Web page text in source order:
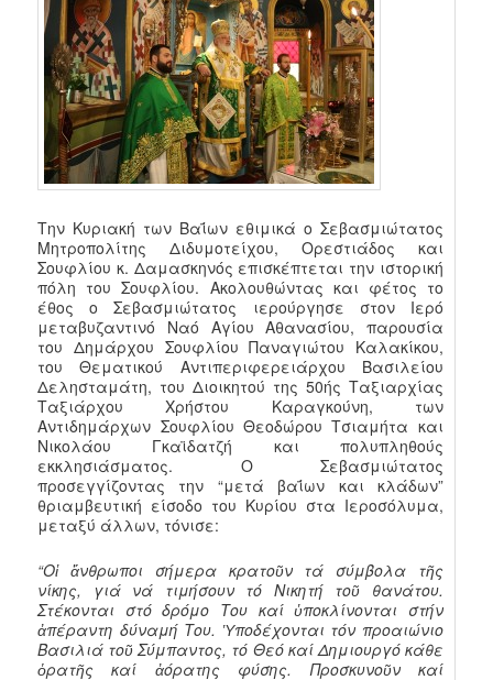
Την Κυριακή των Βαΐων εθιμικά ο Σεβασμιώτατος
Μητροπολίτης Διδυμοτείχου, Ορεστιάδος και
Σουφλίου κ. Δαμασκηνός επισκέπτεται την ιστορική
πόλη του Σουφλίου. Ακολουθώντας και φέτος το
έθος ο Σεβασμιώτατος ιερούργησε στον Ιερό
μεταβυζαντινό Ναό Αγίου Αθανασίου, παρουσία
του Δημάρχου Σουφλίου Παναγιώτου Καλακίκου,
του Θεματικού Αντιπεριφερειάρχου Βασιλείου
Δελησταμάτη, του Διοικητού της 50ής Ταξιαρχίας
Ταξιάρχου Χρήστου Καραγκούνη, των
Αντιδημάρχων Σουφλίου Θεοδώρου Τσιαμήτα και
Νικολάου Γκαϊδατζή και πολυπληθούς
εκκλησιάσματος. Ο Σεβασμιώτατος
προσεγγίζοντας την “μετά βαΐων και κλάδων”
θριαμβευτική είσοδο του Κυρίου στα Ιεροσόλυμα,
μεταξύ άλλων, τόνισε:
“Οἱ ἄνθρωποι σήμερα κρατοῦν τά σύμβολα τῆς
νίκης, γιά νά τιμήσουν τό Νικητή τοῦ θανάτου.
Στέκονται στό δρόμο Του καί ὑποκλίνονται στήν
ἀπέραντη δύναμή Του. Ὑποδέχονται τόν προαιώνιο
Βασιλιά τοῦ Σύμπαντος, τό Θεό καί Δημιουργό κάθε
ὁρατῆς καί ἀόρατης φύσης. Προσκυνοῦν καί